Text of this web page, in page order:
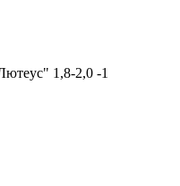
1,8-2,0 -1